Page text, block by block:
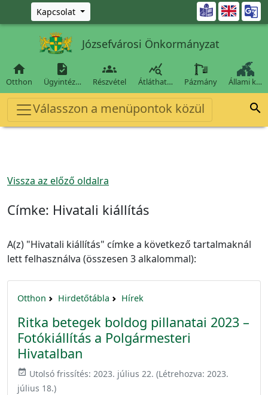
Ugrás a fő tartalomra
Kapcsolat 
Józsefvárosi Önkormányzat

Otthon

Ügyintéz…

Részvétel

Átláthat… Pázmány Állami k…
Válasszon a menüpontok közül 
Vissza az előző oldalra
Címke: Hivatali kiállítás
A(z) "Hivatali kiállítás" címke a következő tartalmaknál
lett felhasználva (összesen 3 alkalommal):
Otthon Hirdetőtábla Hírek
Ritka betegek boldog pillanatai 2023 –
Fotókiállítás a Polgármesteri
Hivatalban
event_available Utolsó frissítés: 2023. július 22. (Létrehozva: 2023.
július 18.)